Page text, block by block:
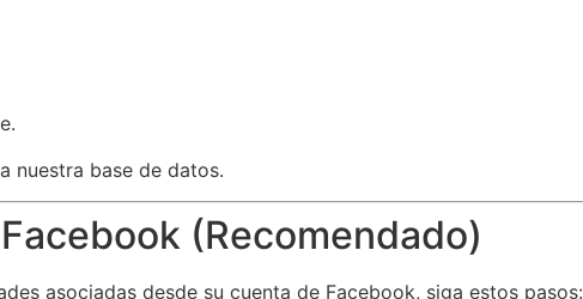
nuestra base de datos.
(Recomendado)
asociadas desde su cuenta de Facebook, siga estos pasos: